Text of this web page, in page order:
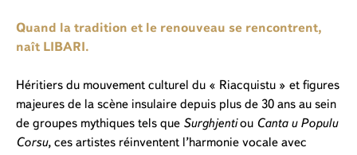
Quand la tradition et le renouveau se rencontrent,
naît LIBARI.
Héritiers du mouvement culturel du « Riacquistu » et figures
majeures de la scène insulaire depuis plus de 30 ans au sein
de groupes mythiques tels que Surghjentiou Canta u Populu
Corsu, ces artistes réinventent l’harmonie vocale avec